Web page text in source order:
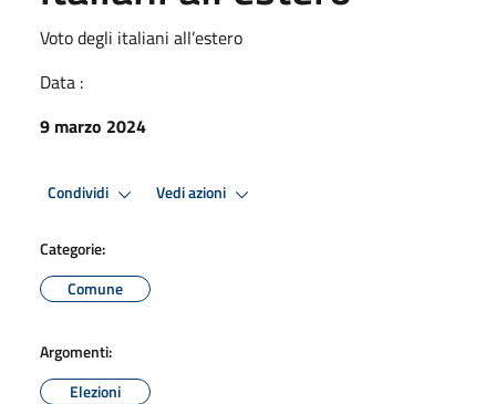
Voto degli italiani all’estero
Data :
9 marzo 2024
Condividi Vedi azioni
Categorie:
Comune
Argomenti:
Elezioni